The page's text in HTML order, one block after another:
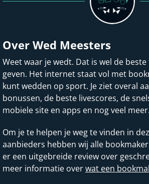
Over Wed Meesters
Weet waar je wedt. Dat is wel de
geven. Het internet staat vol met
kunt wedden op sport. Je ziet overal
bonussen, de beste livescores, de
mobiele site en apps en nog veel meer.
Om je te helpen je weg te vinden in
aanbieders hebben wij alle
er een uitgebreide review over
meer informatie overwat een